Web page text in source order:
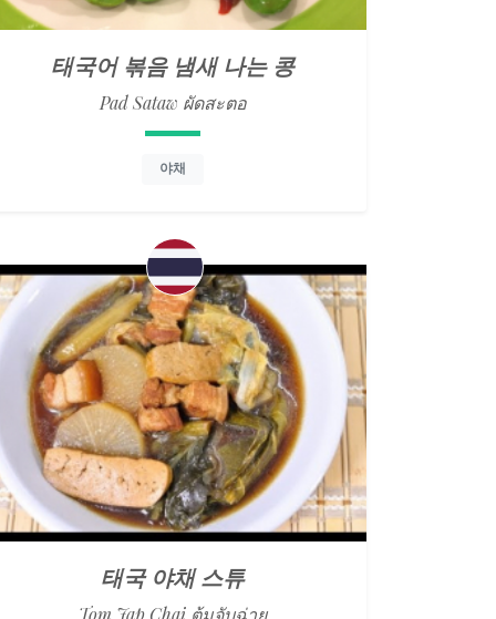
태국어 볶음 냄새 나는 콩
Pad Sataw ผัดสะตอ
야채
태국 야채 스튜
Tom Jap Chai ต้มจับฉ่าย